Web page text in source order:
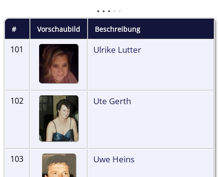
# Vorschaubild Beschreibung
101 Ulrike Lutter
102 Ute Gerth
103 Uwe Heins